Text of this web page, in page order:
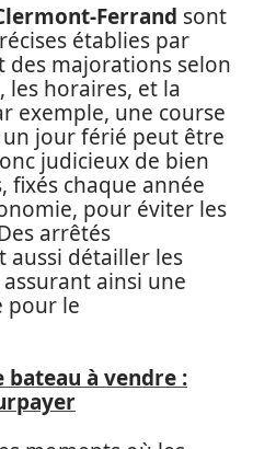
Ferrand sont
établies par
des majorations selon
les horaires, et la
exemple, une course
jour férié peut être
judicieux de bien
fixés chaque année
pour éviter les
arrêtés
aussi détailler les
ainsi une
pour le
bateau à vendre :